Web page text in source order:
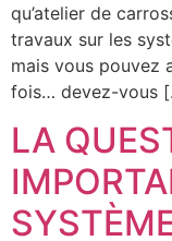
qu’atelier de
travaux sur les
mais vous pouvez
fois… devez-vous
LA